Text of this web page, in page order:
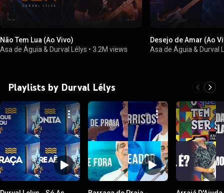
Não Tem Lua (Ao Vivo)
Asa de Águia & Durval Lélys • 3.2M views
Desejo de Amar (Ao
Asa de Águia & Durval
Playlists by Durval Lélys